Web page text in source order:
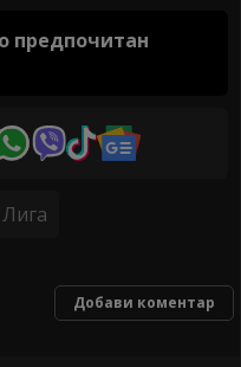
предпочитан
Добави коментар